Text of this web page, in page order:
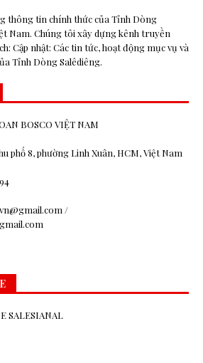
thông tin chính thức của Tỉnh Dòng
Nam. Chúng tôi xây dựng kênh truyền
Cập nhật: Các tin tức, hoạt động mục vụ và
Tỉnh Dòng Salêdiêng.
BOSCO VIỆT NAM
phố 8, phường Linh Xuân, HCM, Việt Nam
/
SALESIANAL